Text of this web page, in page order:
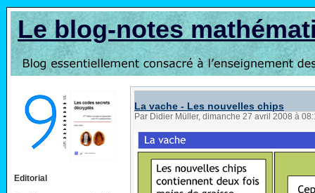
Le blog-notes
Editorial
La vache - Les nouvelles chips
Par Didier Müller, dimanche 27 avril 2008 à